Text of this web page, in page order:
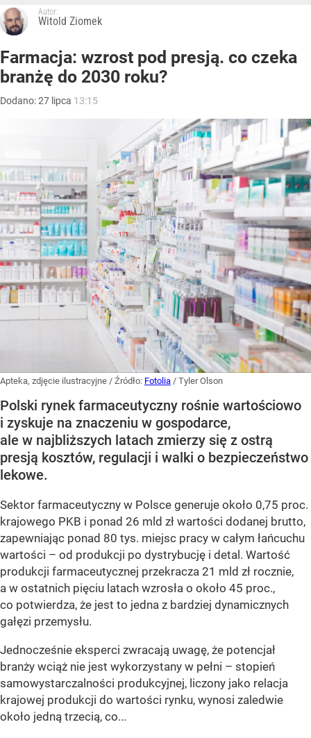
Autor:
Witold Ziomek
Farmacja: wzrost pod presją. co czeka
branżę do 2030 roku?
Dodano:27 lipca 13:15
Apteka, zdjęcie ilustracyjne / Źródło: Fotolia / Tyler Olson
Polski rynek farmaceutyczny rośnie wartościowo
i zyskuje na znaczeniu w gospodarce,
ale w najbliższych latach zmierzy się z ostrą
presją kosztów, regulacji i walki o bezpieczeństwo
lekowe.
Sektor farmaceutyczny w Polsce generuje około 0,75 proc.
krajowego PKB i ponad 26 mld zł wartości dodanej brutto,
zapewniając ponad 80 tys. miejsc pracy w całym łańcuchu
wartości – od produkcji po dystrybucję i detal. Wartość
produkcji farmaceutycznej przekracza 21 mld zł rocznie,
a w ostatnich pięciu latach wzrosła o około 45 proc.,
co potwierdza, że jest to jedna z bardziej dynamicznych
gałęzi przemysłu.
Jednocześnie eksperci zwracają uwagę, że potencjał
branży wciąż nie jest wykorzystany w pełni – stopień
samowystarczalności produkcyjnej, liczony jako relacja
krajowej produkcji do wartości rynku, wynosi zaledwie
około jedną trzecią, co...